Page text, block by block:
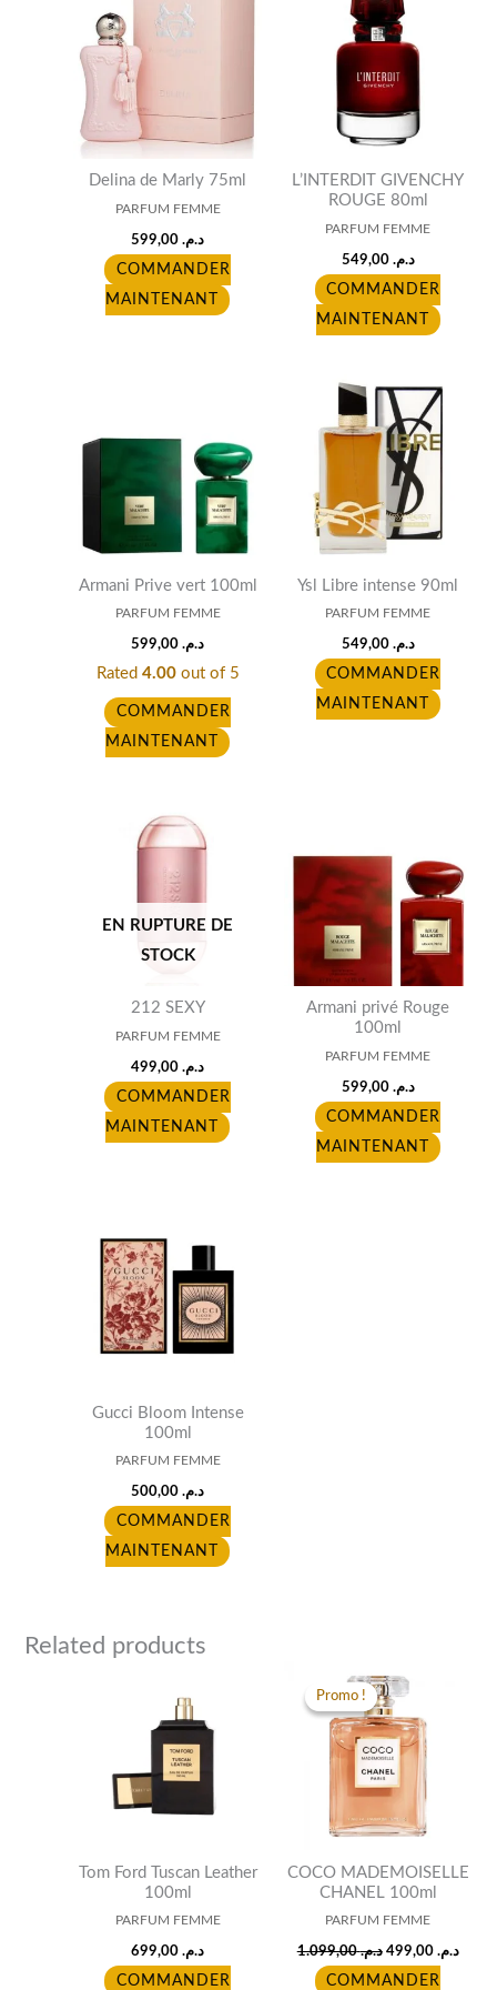
Delina de Marly 75ml
PARFUM FEMME
د.م.599,00
COMMANDER
MAINTENANT
L’INTERDIT GIVENCHY
ROUGE 80ml
PARFUM FEMME
د.م. 549,00
COMMANDER
MAINTENANT
Armani Prive vert 100ml
PARFUM FEMME
د.م.599,00
Rated 4.00out of 5
COMMANDER
MAINTENANT
Ysl Libre intense 90ml
PARFUM FEMME
د.م. 549,00
COMMANDER
MAINTENANT
EN RUPTURE DE
STOCK
212 SEXY
PARFUM FEMME
د.م.499,00
COMMANDER
MAINTENANT
Armani privé Rouge
100ml
PARFUM FEMME
د.م. 599,00
COMMANDER
MAINTENANT
Gucci Bloom Intense
100ml
PARFUM FEMME
د.م.500,00
COMMANDER
MAINTENANT
Related products
Tom Ford Tuscan Leather
100ml
PARFUM FEMME
د.م.699,00
COMMANDER
Promo !
Promo !
COCO MADEMOISELLE
CHANEL 100ml
PARFUM FEMME
د.م.1.099,00
price
was:
د.م. 499,00
COMMANDER